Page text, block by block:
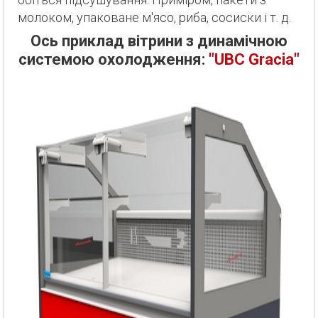
молоком, упаковане м'ясо, риба, сосиски і т. д.
Ось приклад вітрини з динамічною
системою охолодження: "UBC Gracia"